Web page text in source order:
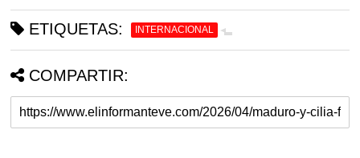
ETIQUETAS: INTERNACIONAL
COMPARTIR: